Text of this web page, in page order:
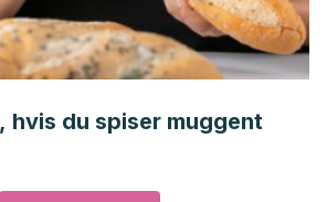
hvis du spiser muggent